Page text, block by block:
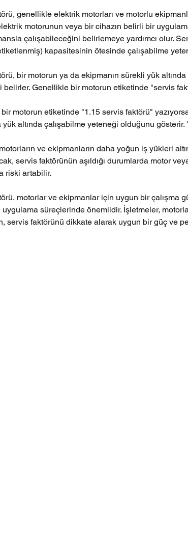
genellikle elektrik motorları ve motorlu
motorunun veya bir cihazın belirli bir
çalışabileceğini belirlemeye yardımcı olur.
kapasitesinin ötesinde çalışabilme
bir motorun ya da ekipmanın sürekli yük
belirler. Genellikle bir motorun etiketinde "servis
motorun etiketinde "1.15 servis faktörü"
altında çalışabilme yeteneği olduğunu gösterir.
ve ekipmanların daha yoğun iş yükleri
servis faktörünün aşıldığı durumlarda motor
riski artabilir.
motorlar ve ekipmanlar için uygun bir çalışma
uygulama süreçlerinde önemlidir. İşletmeler,
servis faktörünü dikkate alarak uygun bir güç ve